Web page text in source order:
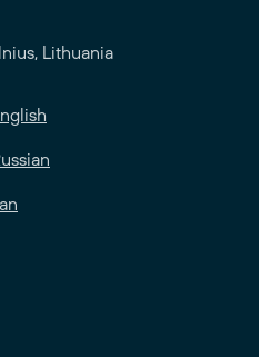
Lithuania